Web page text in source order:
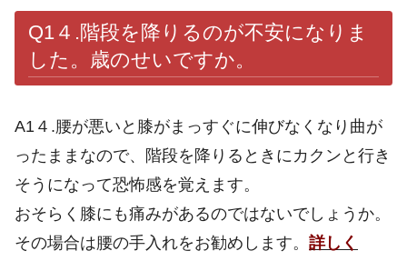
Q1４.階段を降りるのが不安になりま
した。歳のせいですか。
A1４.腰が悪いと膝がまっすぐに伸びなくなり曲が
ったままなので、階段を降りるときにカクンと行き
そうになって恐怖感を覚えます。
おそらく膝にも痛みがあるのではないでしょうか。
その場合は腰の手入れをお勧めします。 詳しく